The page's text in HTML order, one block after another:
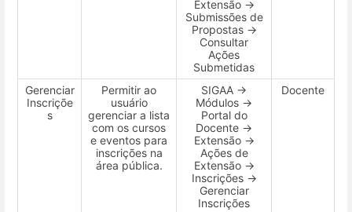
Extensão →
Submissões de
Propostas →
Consultar
Ações
Submetidas
Gerenciar
Inscriçõe
s
Permitir ao
usuário
gerenciar a lista
com os cursos
e eventos para
inscrições na
área pública.
SIGAA →
Módulos →
Portal do
Docente →
Extensão →
Ações de
Extensão →
Inscrições →
Gerenciar
Inscrições
Docente